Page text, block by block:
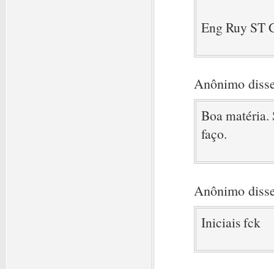
Eng Ruy ST
Anônimo
Boa
faço.
Anônimo
Iniciais fck